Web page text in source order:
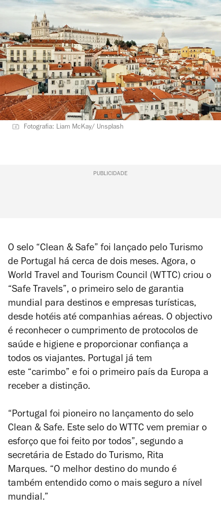
Fotografia: Liam McKay/ Unsplash
PUBLICIDADE
O selo “Clean & Safe” foi lançado pelo Turismo
de Portugal há cerca de dois meses. Agora, o
World Travel and Tourism Council (WTTC) criou o
“Safe Travels”, o primeiro selo de garantia
mundial para destinos e empresas turísticas,
desde hotéis até companhias aéreas. O objectivo
é reconhecer o cumprimento de protocolos de
saúde e higiene e proporcionar confiança a
todos os viajantes. Portugal já tem
este “carimbo” e foi o primeiro país da Europa a
receber a distinção.
“Portugal foi pioneiro no lançamento do selo
Clean & Safe. Este selo do WTTC vem premiar o
esforço que foi feito por todos”, segundo a
secretária de Estado do Turismo, Rita
Marques. “O melhor destino do mundo é
também entendido como o mais seguro a nível
mundial.”